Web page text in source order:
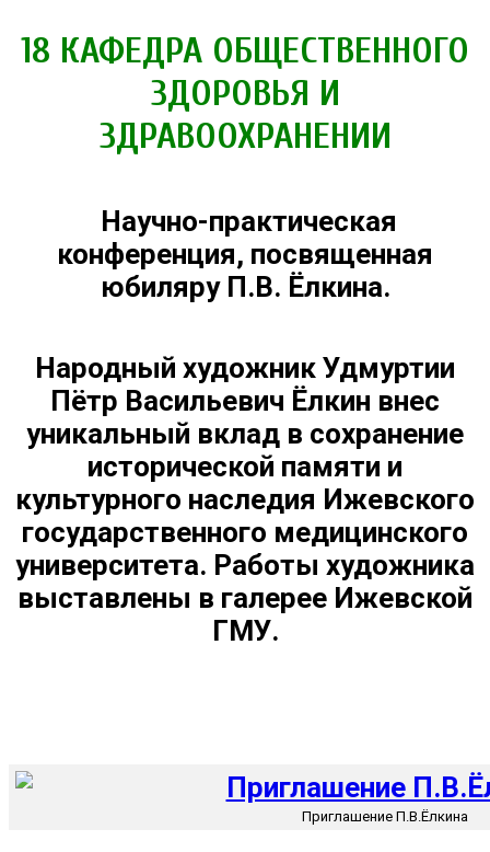
18 КАФЕДРА ОБЩЕСТВЕННОГО
ЗДОРОВЬЯ И
ЗДРАВООХРАНЕНИИ
Научно-практическая
конференция, посвященная
юбиляру П.В. Ёлкина.
Народный художник Удмуртии
Пётр Васильевич Ёлкин внес
уникальный вклад в сохранение
исторической памяти и
культурного наследия Ижевского
государственного медицинского
университета. Работы художника
выставлены в галерее Ижевской
ГМУ.
Приглашение П.В.Ёлкина